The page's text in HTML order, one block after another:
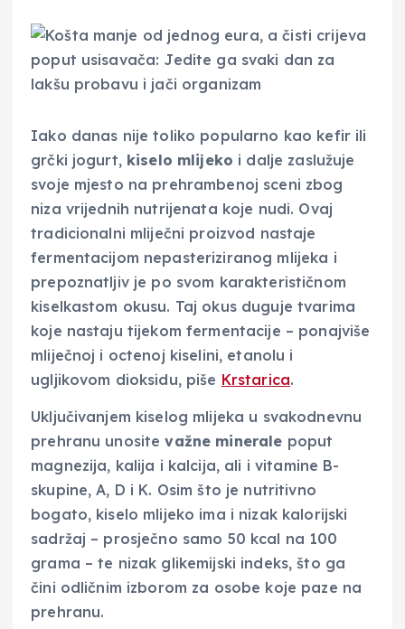
Iako danas nije toliko popularno kao kefir ili
grčki jogurt, kiselo mlijeko i dalje zaslužuje
svoje mjesto na prehrambenoj sceni zbog
niza vrijednih nutrijenata koje nudi. Ovaj
tradicionalni mliječni proizvod nastaje
fermentacijom nepasteriziranog mlijeka i
prepoznatljiv je po svom karakterističnom
kiselkastom okusu. Taj okus duguje tvarima
koje nastaju tijekom fermentacije – ponajviše
mliječnoj i octenoj kiselini, etanolu i
ugljikovom dioksidu, piše Krstarica.
Uključivanjem kiselog mlijeka u svakodnevnu
prehranu unosite važne minerale poput
magnezija, kalija i kalcija, ali i vitamine B-
skupine, A, D i K. Osim što je nutritivno
bogato, kiselo mlijeko ima i nizak kalorijski
sadržaj – prosječno samo 50 kcal na 100
grama – te nizak glikemijski indeks, što ga
čini odličnim izborom za osobe koje paze na
prehranu.